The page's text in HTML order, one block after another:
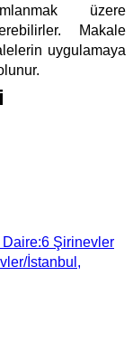
üzere
Makale
uygulamaya
Şirinevler
İstanbul,